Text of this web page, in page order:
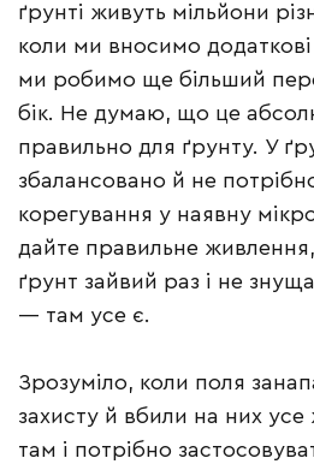
ґрунті живуть мільйони
коли ми вносимо додаткові
ми робимо ще більший
бік. Не думаю, що це
правильно для ґрунту. У
збалансовано й не
корегування у наявну
дайте правильне
ґрунт зайвий раз і не
— там усе є.
Зрозуміло, коли поля
захисту й вбили на них
там і потрібно